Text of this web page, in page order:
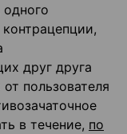
друг друга
пользователя
в течение, по